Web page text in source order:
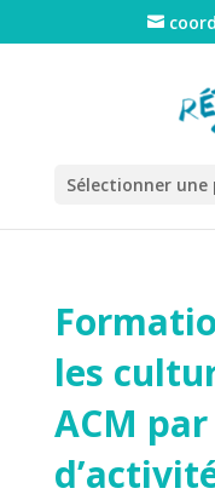
Sélectionner une
les
ACM